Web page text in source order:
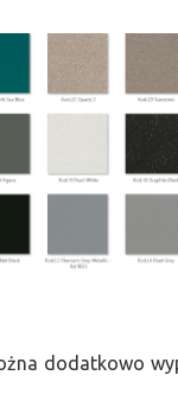
dodatkowo